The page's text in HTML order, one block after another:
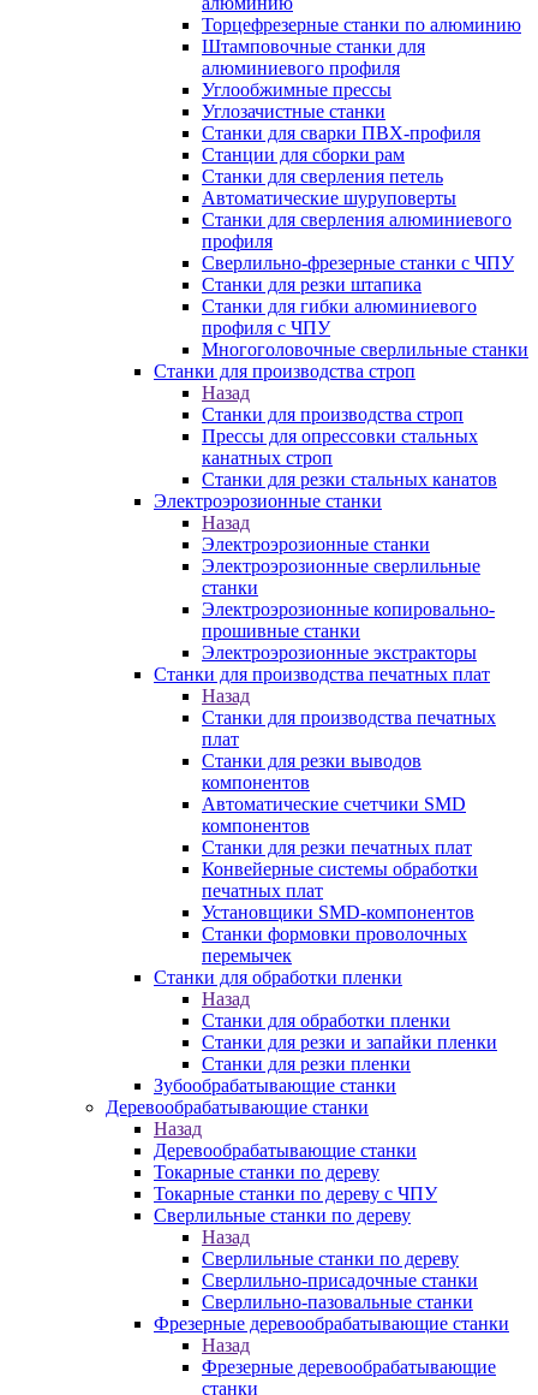
Торцефрезерные станки по алюминию
Штамповочные станки для
алюминиевого профиля
Углообжимные прессы
Углозачистные станки
Станки для сварки ПВХ-профиля
Станции для сборки рам
Станки для сверления петель
Автоматические шуруповерты
Станки для сверления алюминиевого
профиля
Сверлильно-фрезерные станки с ЧПУ
Станки для резки штапика
Станки для гибки алюминиевого
профиля с ЧПУ
Многоголовочные сверлильные станки
Станки для производства строп
Назад
Станки для производства строп
Прессы для опрессовки стальных
канатных строп
Станки для резки стальных канатов
Электроэрозионные станки
Назад
Электроэрозионные станки
Электроэрозионные сверлильные
станки
Электроэрозионные копировально-
прошивные станки
Электроэрозионные экстракторы
Станки для производства печатных плат
Назад
Станки для производства печатных
плат
Станки для резки выводов
компонентов
Автоматические счетчики SMD
компонентов
Станки для резки печатных плат
Конвейерные системы обработки
печатных плат
Установщики SMD-компонентов
Станки формовки проволочных
перемычек
Станки для обработки пленки
Назад
Станки для обработки пленки
Станки для резки и запайки пленки
Станки для резки пленки
Зубообрабатывающие станки
Деревообрабатывающие станки
Назад
Деревообрабатывающие станки
Токарные станки по дереву
Токарные станки по дереву с ЧПУ
Сверлильные станки по дереву
Назад
Сверлильные станки по дереву
Сверлильно-присадочные станки
Сверлильно-пазовальные станки
Фрезерные деревообрабатывающие станки
Назад
Фрезерные деревообрабатывающие
станки